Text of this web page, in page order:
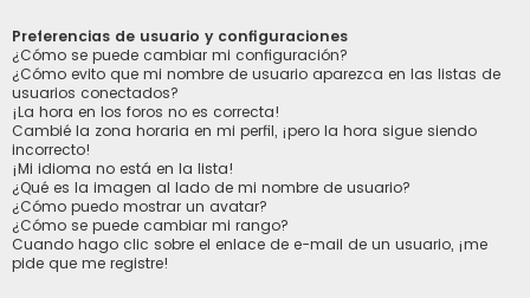
Preferencias de usuario y configuraciones
¿Cómo se puede cambiar mi configuración?
¿Cómo evito que mi nombre de usuario aparezca en las listas de
usuarios conectados?
¡La hora en los foros no es correcta!
Cambié la zona horaria en mi perfil, ¡pero la hora sigue siendo
incorrecto!
¡Mi idioma no está en la lista!
¿Qué es la imagen al lado de mi nombre de usuario?
¿Cómo puedo mostrar un avatar?
¿Cómo se puede cambiar mi rango?
Cuando hago clic sobre el enlace de e-mail de un usuario, ¡me
pide que me registre!